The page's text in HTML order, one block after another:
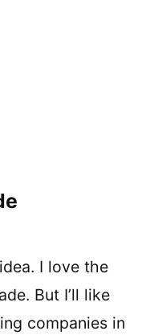
I love the
But I’ll like
companies in